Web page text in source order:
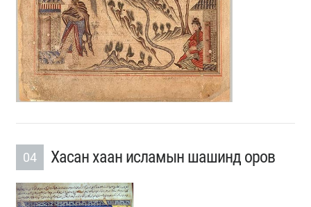
04 Хасан хаан исламын шашинд оров